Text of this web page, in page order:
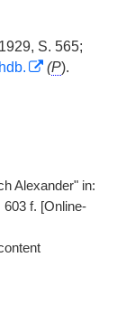
S. 565;
(P).
Alexander" in:
603 f. [Online-